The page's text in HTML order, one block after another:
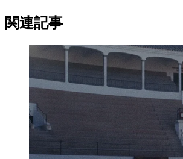
関連記事